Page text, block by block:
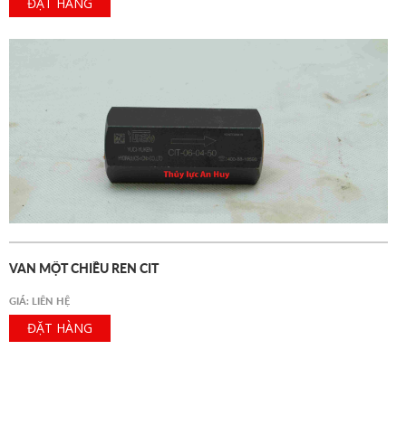
ĐẶT HÀNG
VAN MỘT CHIỀU REN CIT
GIÁ: LIÊN HỆ
ĐẶT HÀNG